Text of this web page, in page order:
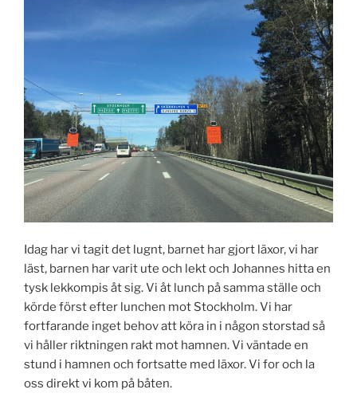
Idag har vi tagit det lugnt, barnet har gjort läxor, vi har
läst, barnen har varit ute och lekt och Johannes hitta en
tysk lekkompis åt sig. Vi åt lunch på samma ställe och
körde först efter lunchen mot Stockholm. Vi har
fortfarande inget behov att köra in i någon storstad så
vi håller riktningen rakt mot hamnen. Vi väntade en
stund i hamnen och fortsatte med läxor. Vi for och la
oss direkt vi kom på båten.